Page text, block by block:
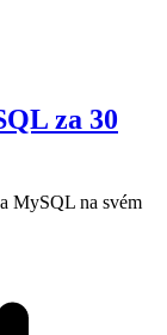
za 30
MySQL na svém